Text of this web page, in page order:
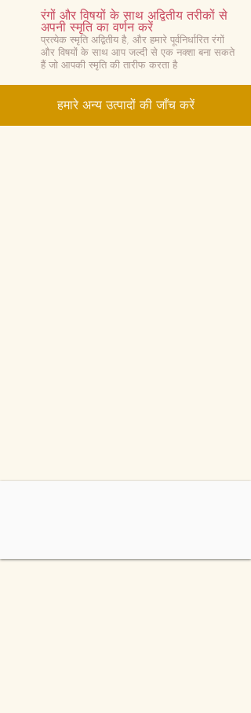
रंगों और विषयों के साथ अद्वितीय तरीकों से
अपनी स्मृति का वर्णन करें
प्रत्येक स्मृति अद्वितीय है, और हमारे पूर्वनिर्धारित रंगों
और विषयों के साथ आप जल्दी से एक नक्शा बना सकते
हैं जो आपकी स्मृति की तारीफ करता है
हमारे अन्य उत्पादों की जाँच करें